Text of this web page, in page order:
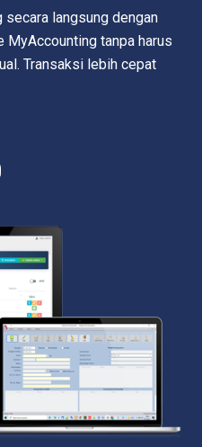
langsung dengan
tanpa harus
Transaksi lebih cepat